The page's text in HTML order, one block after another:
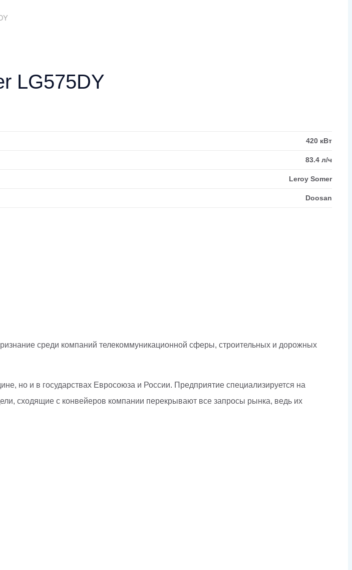
LG575DY
420 кВт
83.4 л/ч
Leroy Somer
Doosan
среди компаний телекоммуникационной сферы, строительных и дорожных
но и в государствах Евросоюза и России. Предприятие специализируется на
сходящие с конвейеров компании перекрывают все запросы рынка, ведь их